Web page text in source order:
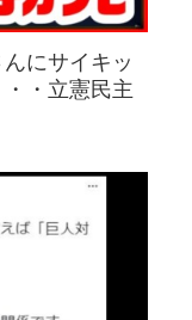
にサイキッ
・立憲民主